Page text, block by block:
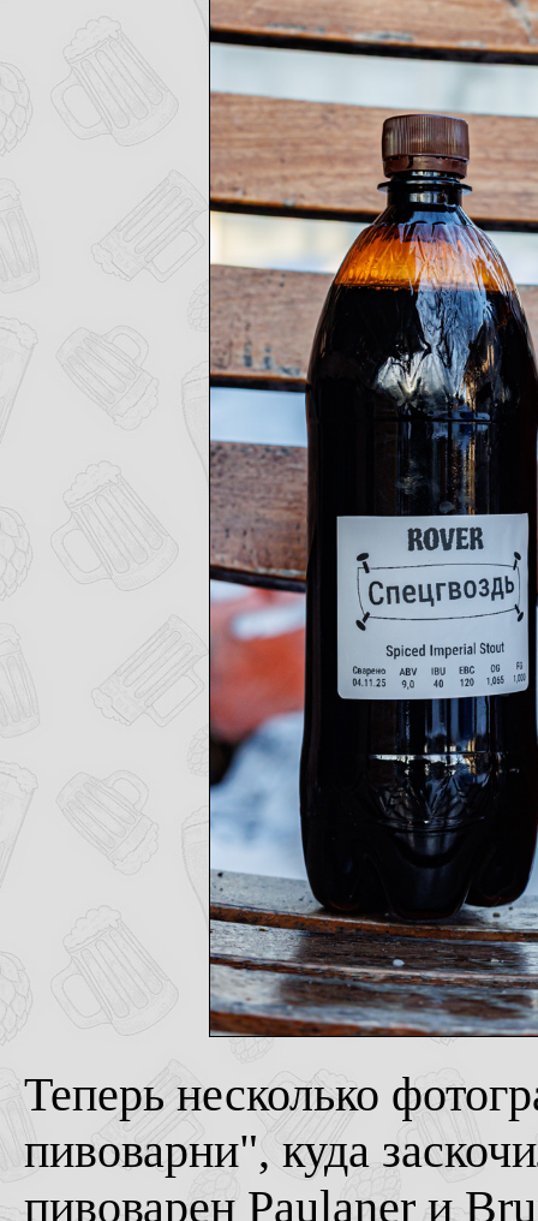
Теперь несколько
пивоварни", куда
пивоварен Paulaner и